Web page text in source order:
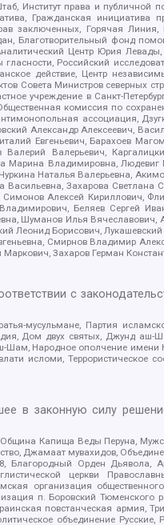
Институт права и публичной
Гражданская инициатива
заключенных, Горячая Линия,
Благотворительный фонд
Центр Юрия
Российский
действие, Центр
Совета Министров северных
учреждение в Санкт-
комиссия по
ассоциация,
Александр Алексеевич,
Евгеньевич, Барахоев
Валерьевич,
Марина Владимировна,
Наталья Валерьевна,
Захарова Светлана
Алексей Кириллович,
Беляев Сергей
Шуманов Илья Вячеславович,
Леонид Борисович,
Смирнов Владимир
Захаров Герман
с
мусульмане, Партия
Дом двух святых, Джунд
Шам, Народное ополчение
исломи, Террористическое
в законную силу
Капища Веды Перуна,
Джамаат мувахидов,
Благородный Орден Дьявола,
церкви
организация
п. Боровский
повстанческая армия,
объединение Русские,